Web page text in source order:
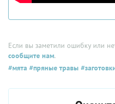
Если вы заметили ошибку или
сообщите нам.
#мята #пряные травы